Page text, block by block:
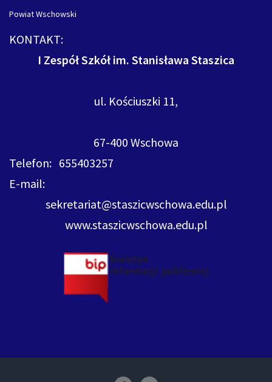
Powiat Wschowski
KONTAKT:
I Zespół Szkół im. Stanisława Staszica
ul. Kościuszki 11,
67-400 Wschowa
Telefon: 655403257
E-mail:
sekretariat@staszicwschowa.edu.pl
www.staszicwschowa.edu.pl